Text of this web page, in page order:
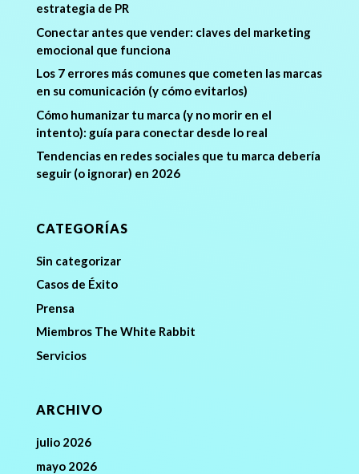
estrategia de PR
Conectar antes que vender: claves del marketing
emocional que funciona
Los 7 errores más comunes que cometen las marcas
en su comunicación (y cómo evitarlos)
Cómo humanizar tu marca (y no morir en el
intento): guía para conectar desde lo real
Tendencias en redes sociales que tu marca debería
seguir (o ignorar) en 2026
CATEGORÍAS
Sin categorizar
Casos de Éxito
Prensa
Miembros The White Rabbit
Servicios
ARCHIVO
julio 2026
mayo 2026